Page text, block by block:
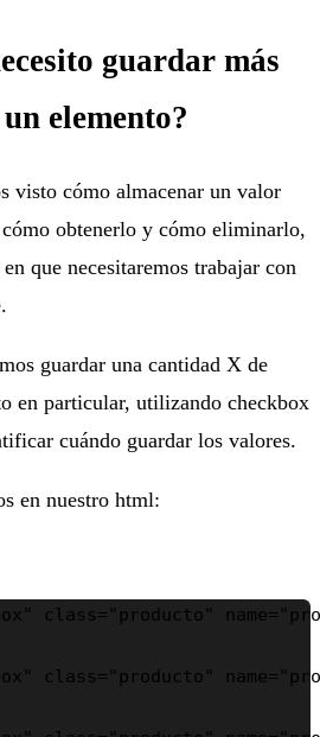
guardar más
elemento?
visto cómo almacenar un valor
obtenerlo y cómo eliminarlo,
que necesitaremos trabajar con
guardar una cantidad X de
en particular, utilizando checkbox
cuándo guardar los valores.
en nuestro html:
class="producto"
class="producto"